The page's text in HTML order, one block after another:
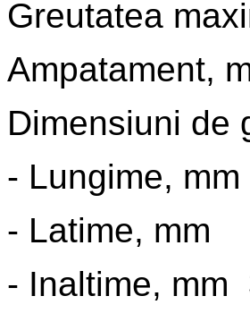
Greutatea
Dimensiuni de
- Lungime, mm
- Latime, mm
- Inaltime, mm